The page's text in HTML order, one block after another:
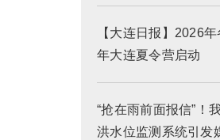
【大连日报】2026
年大连夏令营启动
“抢在雨前面报信”！
洪水位监测系统引发